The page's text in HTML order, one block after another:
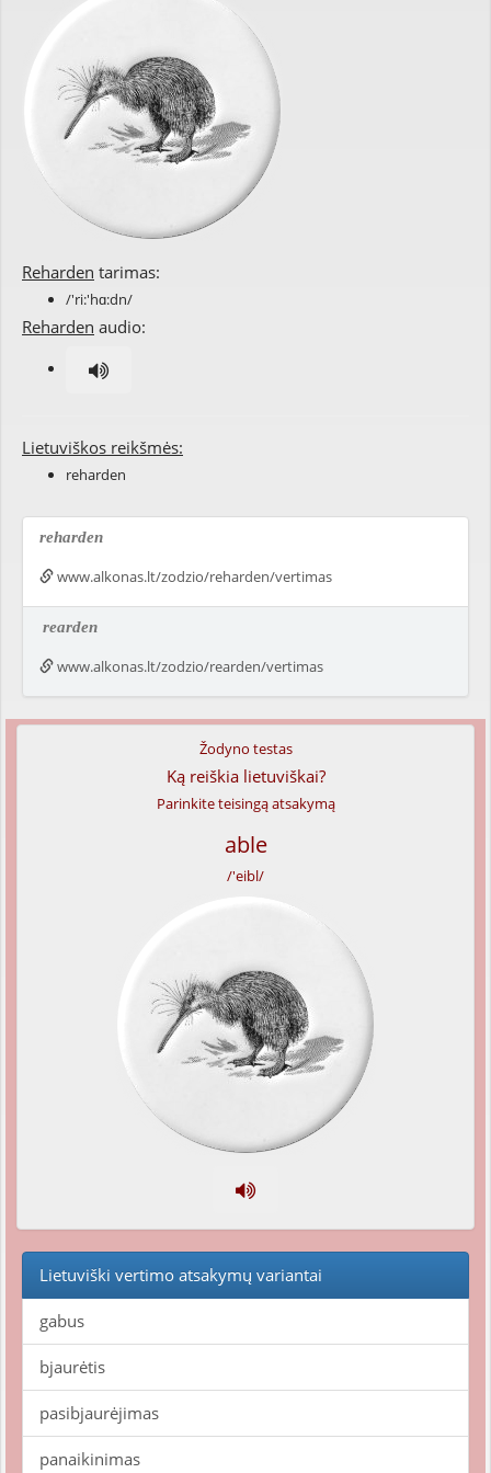
Reharden tarimas:
/'ri:'hɑ:dn/
Reharden audio:
Lietuviškos reikšmės:
reharden
reharden
www.alkonas.lt/zodzio/reharden/vertimas
rearden
www.alkonas.lt/zodzio/rearden/vertimas
Žodyno testas
Ką reiškia lietuviškai?
Parinkite teisingą atsakymą
able
/'eibl/
Lietuviški vertimo atsakymų variantai
gabus
bjaurėtis
pasibjaurėjimas
panaikinimas